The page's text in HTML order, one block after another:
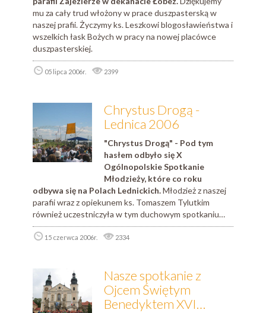
mu za cały trud włożony w prace duszpasterską w
naszej prafii. Życzymy ks. Leszkowi blogosławieństwa i
wszelkich łask Bożych w pracy na nowej placówce
duszpasterskiej.
05 lipca 2006r. 2399
Chrystus Drogą -
Lednica 2006
"Chrystus Drogą" - Pod tym
hasłem odbyło się X
Ogólnopolskie Spotkanie
Młodzieży, które co roku
odbywa się na Polach Lednickich.Młodzież z naszej
parafii wraz z opiekunem ks. Tomaszem Tylutkim
również uczestniczyła w tym duchowym spotkaniu…
15 czerwca 2006r. 2334
Nasze spotkanie z
Ojcem Świętym
Benedyktem XVI…